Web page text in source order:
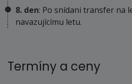
8. den: Po snídani transfer na
navazujícímu letu.
Termíny a ceny